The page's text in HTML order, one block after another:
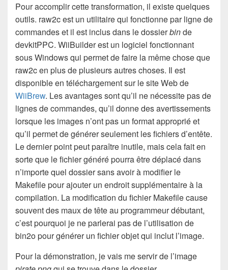
Pour accomplir cette transformation, il existe quelques
outils. raw2c est un utilitaire qui fonctionne par ligne de
commandes et il est inclus dans le dossierbinde
devkitPPC. WiiBuilder est un logiciel fonctionnant
sous Windows qui permet de faire la même chose que
raw2c en plus de plusieurs autres choses. Il est
disponible en téléchargement sur le site Web de
WiiBrew. Les avantages sont qu’il ne nécessite pas de
lignes de commandes, qu’il donne des avertissements
lorsque les images n’ont pas un format approprié et
qu’il permet de générer seulement les fichiers d’entête.
Le dernier point peut paraître inutile, mais cela fait en
sorte que le fichier généré pourra être déplacé dans
n’importe quel dossier sans avoir à modifier le
Makefile pour ajouter un endroit supplémentaire à la
compilation. La modification du fichier Makefile cause
souvent des maux de tête au programmeur débutant,
c’est pourquoi je ne parlerai pas de l’utilisation de
bin2o pour générer un fichier objet qui inclut l’image.
Pour la démonstration, je vais me servir de l’image